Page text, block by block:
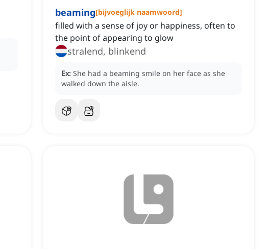
beaming[bijvoeglijk naamwoord]
filled with a sense of joy or happiness, often to
the point of appearing to glow
stralend, blinkend
Ex: She had a beaming smile on her face as she
walked down the aisle.